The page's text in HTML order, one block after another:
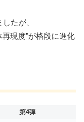
たが、
再現度”が格段に進化
第4弾